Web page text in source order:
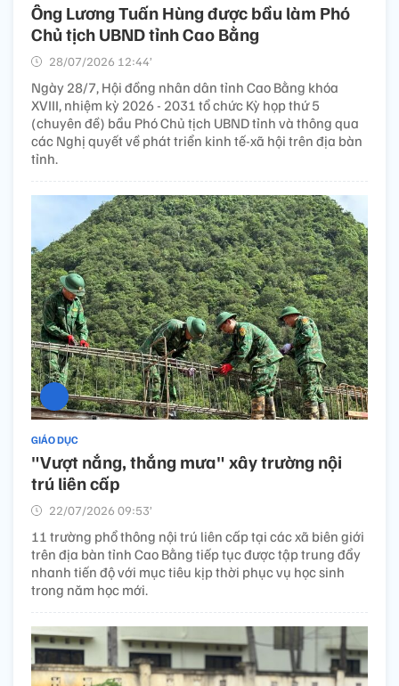
Ông Lương Tuấn Hùng được bầu làm Phó
Chủ tịch UBND tỉnh Cao Bằng
28/07/2026 12:44’
Ngày 28/7, Hội đồng nhân dân tỉnh Cao Bằng khóa
XVIII, nhiệm kỳ 2026 - 2031 tổ chức Kỳ họp thứ 5
(chuyên đề) bầu Phó Chủ tịch UBND tỉnh và thông qua
các Nghị quyết về phát triển kinh tế-xã hội trên địa bàn
tỉnh.
GIÁO DỤC
"Vượt nắng, thắng mưa" xây trường nội
trú liên cấp
22/07/2026 09:53’
11 trường phổ thông nội trú liên cấp tại các xã biên giới
trên địa bàn tỉnh Cao Bằng tiếp tục được tập trung đẩy
nhanh tiến độ với mục tiêu kịp thời phục vụ học sinh
trong năm học mới.